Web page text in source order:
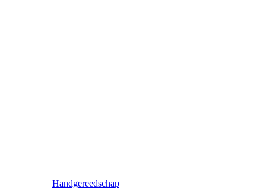
Handgereedschap